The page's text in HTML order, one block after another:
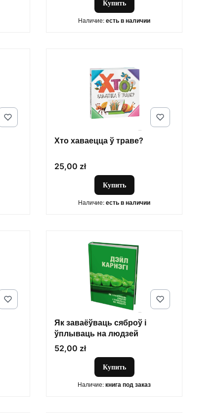
Купить
Наличие: есть в наличии
Хто хаваецца ў траве?
Цена
25,00 zł
Купить
Наличие: есть в наличии
Як заваёўваць сяброў і
ўплываць на людзей
Цена
52,00 zł
Купить
Наличие: книга под заказ